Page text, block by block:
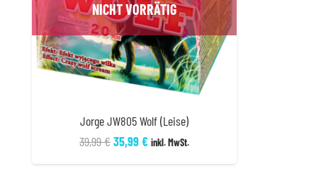
NICHT VORRÄTIG
Jorge JW805 Wolf (Leise)
39,99€Ursprünglicher
35,99€Aktueller
inkl. MwSt.